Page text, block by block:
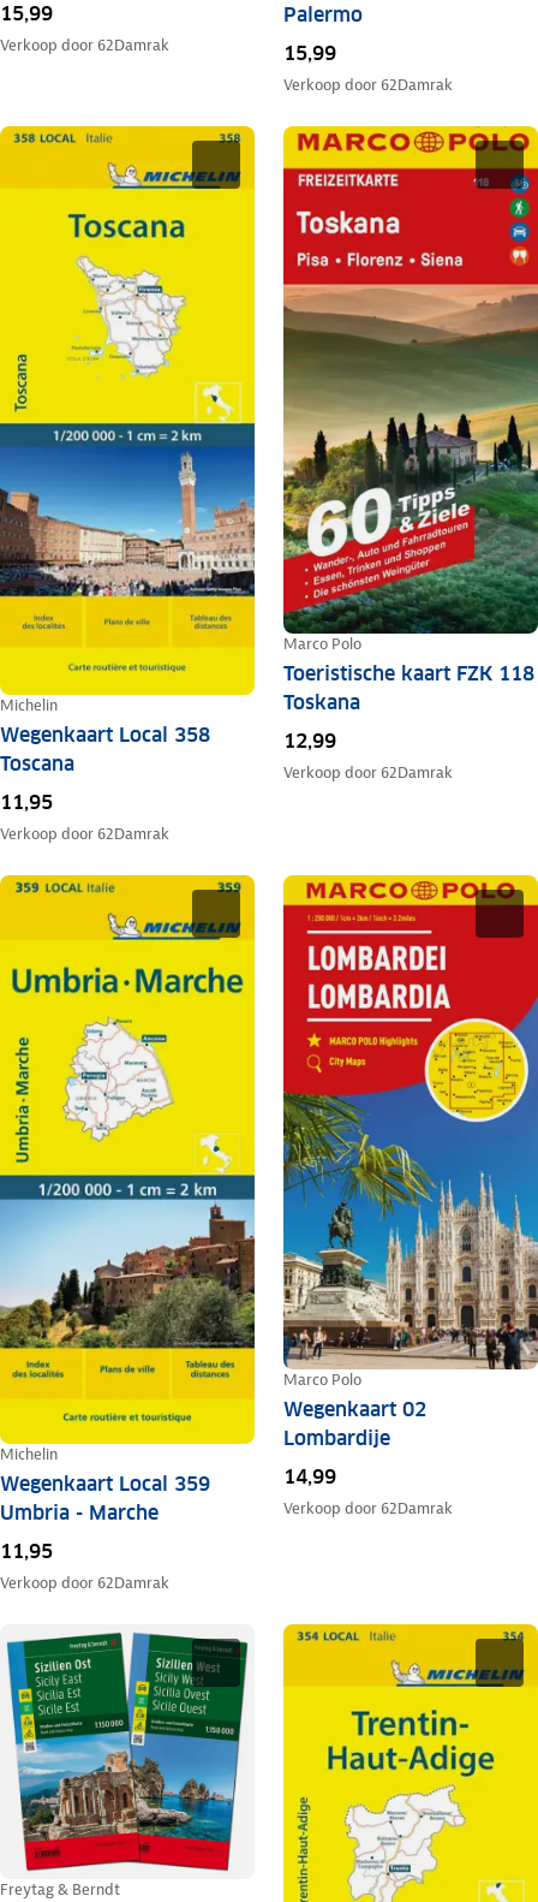
15,99
Verkoop door 62Damrak
Palermo
15,99
Verkoop door 62Damrak
Michelin
Wegenkaart Local 358
Toscana
11,95
Verkoop door 62Damrak
Marco Polo
Toeristische kaart FZK 118
Toskana
12,99
Verkoop door 62Damrak
Michelin
Wegenkaart Local 359
Umbria - Marche
11,95
Verkoop door 62Damrak
Marco Polo
Wegenkaart 02
Lombardije
14,99
Verkoop door 62Damrak
Freytag & Berndt